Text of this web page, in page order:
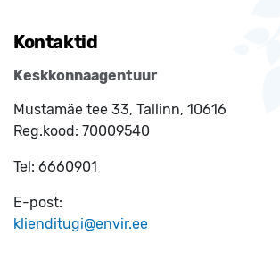
Kontaktid
Keskkonnaagentuur
Mustamäe tee 33, Tallinn, 10616
Reg.kood: 70009540
Tel: 6660901
E-post:
klienditugi@envir.ee